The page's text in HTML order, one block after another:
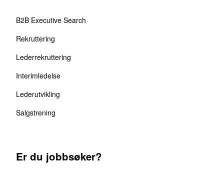
B2B Executive Search
Rekruttering
Lederrekruttering
Interimledelse
Lederutvikling
Salgstrening
Er du jobbsøker?